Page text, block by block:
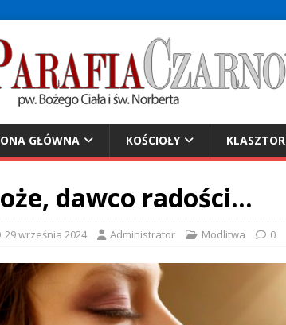
GŁÓWNA KOŚCIOŁY KLASZTOR
dawco radości…
29 września 2024 Administrator Modlitwa 0